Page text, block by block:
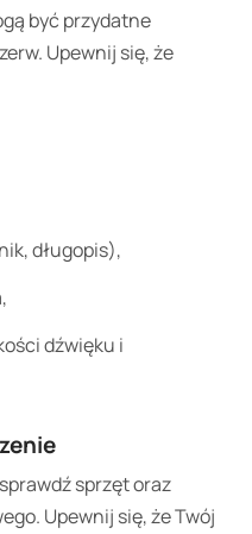
być przydatne
Upewnij się, że
długopis),
dźwięku i
sprzęt oraz
Upewnij się, że Twój